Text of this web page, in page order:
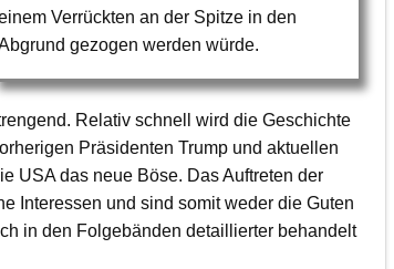
Verrückten an der Spitze in den
gezogen werden würde.
Relativ schnell wird die Geschichte
Präsidenten Trump und aktuellen
USA das neue Böse. Das Auftreten der
Interessen und sind somit weder die Guten
in den Folgebänden detaillierter behandelt